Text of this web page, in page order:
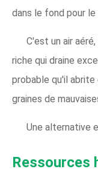
dans le fond pour le
C'est un air
riche qui draine
probable qu'il abrite
graines de
Une alternative
Ressources